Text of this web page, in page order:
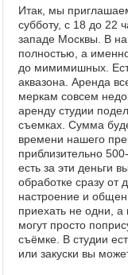
Итак, мы
субботу, с 18 до 22
западе Москвы. В
полностью, а
до мимимишных.
аквазона. Аренда
меркам совсем
аренду студии
съемках. Сумма
времени нашего
приблизительно
есть за эти деньги
обработке сразу
настроение и
приехать не одни, а
могут просто
съёмке. В студии
или закуски вы